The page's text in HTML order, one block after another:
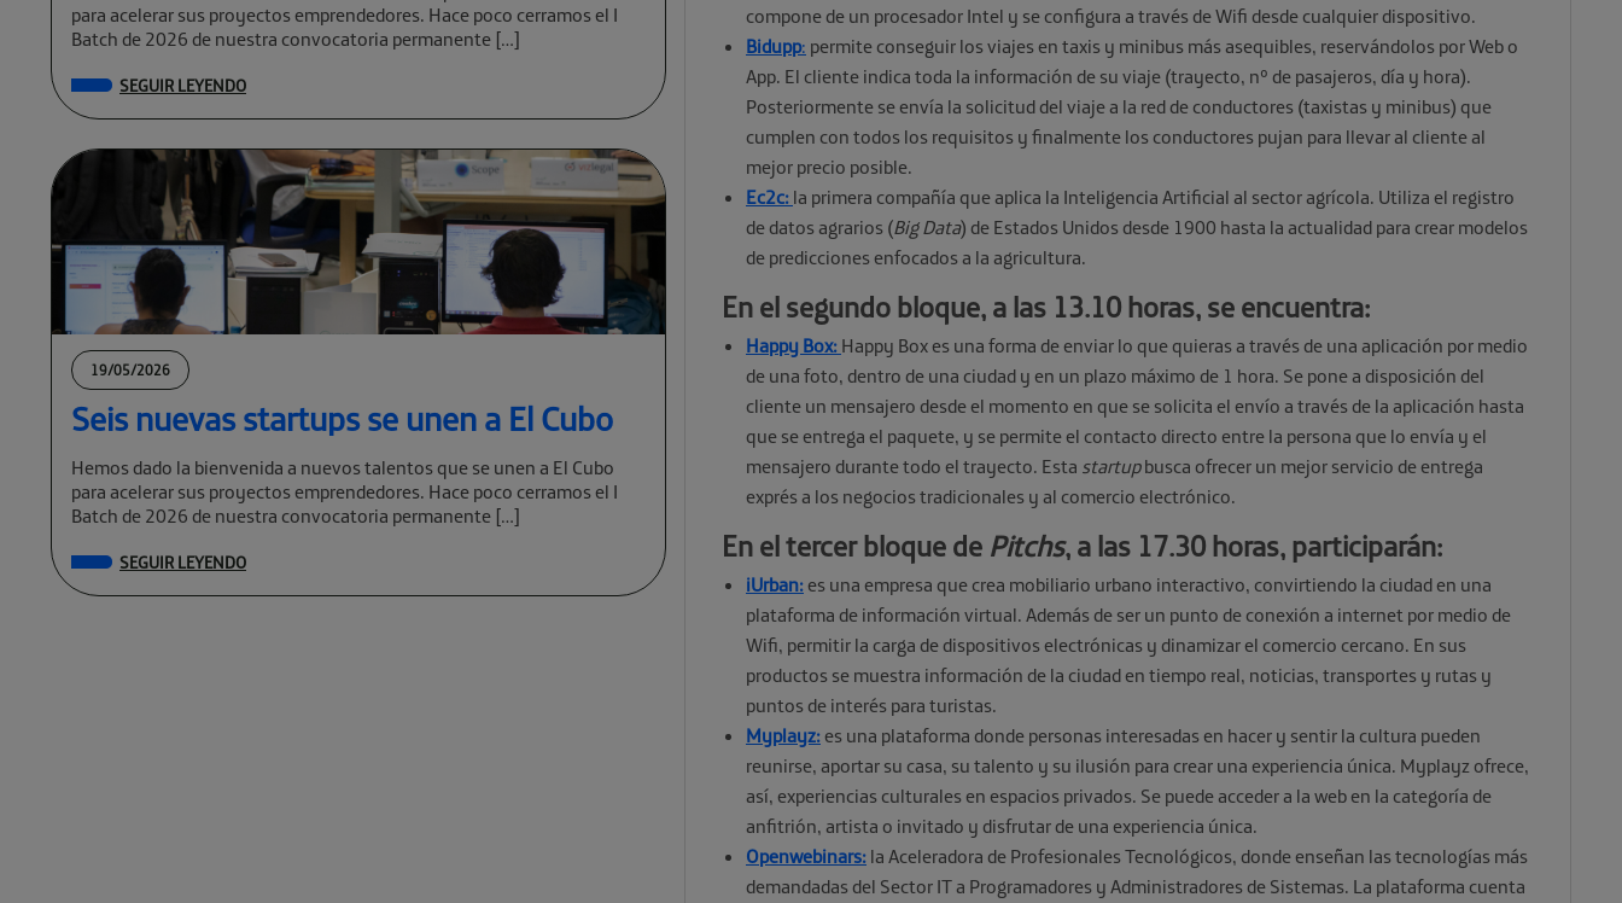
para acelerar sus proyectos emprendedores. Hace poco cerramos el I
Batch de 2026 de nuestra convocatoria permanente […]
SEGUIR LEYENDO
19/05/2026
Seis nuevas startups se unen a El Cubo
Hemos dado la bienvenida a nuevos talentos que se unen a El Cubo
para acelerar sus proyectos emprendedores. Hace poco cerramos el I
Batch de 2026 de nuestra convocatoria permanente […]
SEGUIR LEYENDO
compone de un procesador Intel y se configura a través de Wifi desde cualquier dispositivo.
Bidupp: permite conseguir los viajes en taxis y minibus más asequibles, reservándolos por Web o
App. El cliente indica toda la información de su viaje (trayecto, nº de pasajeros, día y hora).
Posteriormente se envía la solicitud del viaje a la red de conductores (taxistas y minibus) que
cumplen con todos los requisitos y finalmente los conductores pujan para llevar al cliente al
mejor precio posible.
Ec2c: la primera compañía que aplica la Inteligencia Artificial al sector agrícola. Utiliza el registro
de datos agrarios (Big Data) de Estados Unidos desde 1900 hasta la actualidad para crear modelos
de predicciones enfocados a la agricultura.
En el segundo bloque, a las 13.10 horas, se encuentra:
Happy Box: Happy Box es una forma de enviar lo que quieras a través de una aplicación por medio
de una foto, dentro de una ciudad y en un plazo máximo de 1 hora. Se pone a disposición del
cliente un mensajero desde el momento en que se solicita el envío a través de la aplicación hasta
que se entrega el paquete, y se permite el contacto directo entre la persona que lo envía y el
mensajero durante todo el trayecto. Esta startupbusca ofrecer un mejor servicio de entrega
exprés a los negocios tradicionales y al comercio electrónico.
En el tercer bloque de Pitchs, a las 17.30 horas, participarán:
iUrban:es una empresa que crea mobiliario urbano interactivo, convirtiendo la ciudad en una
plataforma de información virtual. Además de ser un punto de conexión a internet por medio de
Wifi, permitir la carga de dispositivos electrónicas y dinamizar el comercio cercano. En sus
productos se muestra información de la ciudad en tiempo real, noticias, transportes y rutas y
puntos de interés para turistas.
Myplayz:es una plataforma donde personas interesadas en hacer y sentir la cultura pueden
reunirse, aportar su casa, su talento y su ilusión para crear una experiencia única. Myplayz ofrece,
así, experiencias culturales en espacios privados. Se puede acceder a la web en la categoría de
anfitrión, artista o invitado y disfrutar de una experiencia única.
Openwebinars: la Aceleradora de Profesionales Tecnológicos, donde enseñan las tecnologías más
demandadas del Sector IT a Programadores y Administradores de Sistemas. La plataforma cuenta